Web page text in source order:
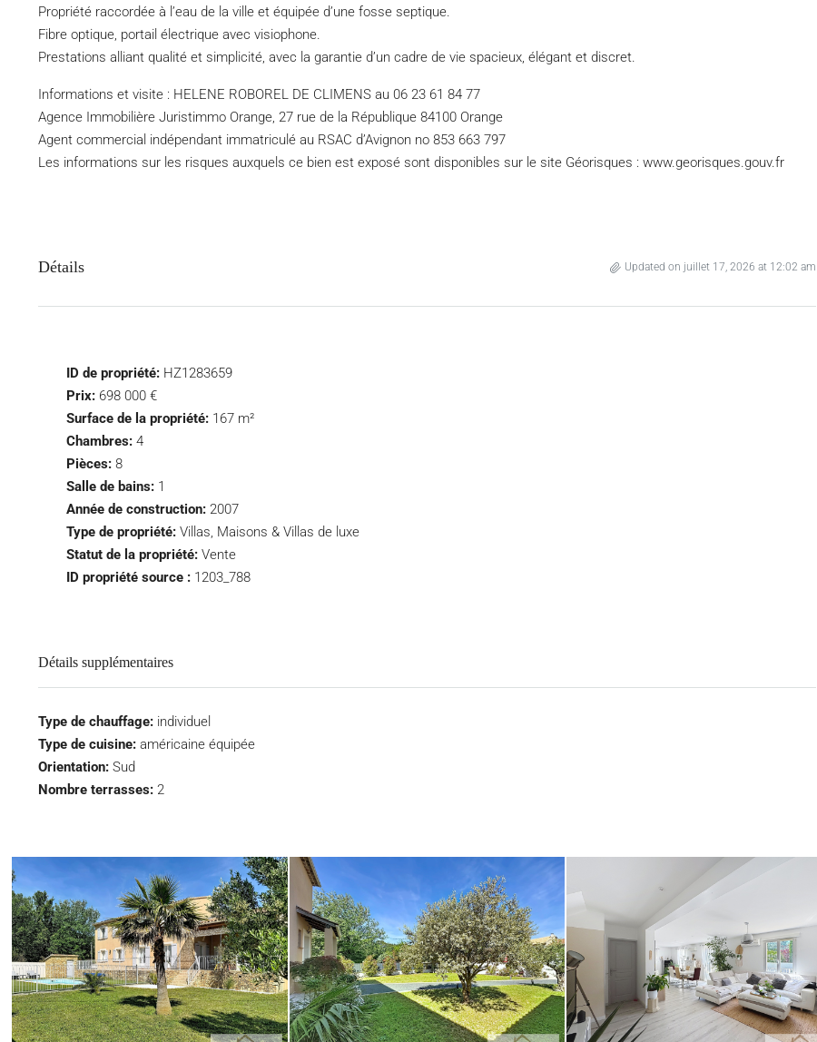
Propriété raccordée à l’eau de la ville et équipée d’une fosse septique.
Fibre optique, portail électrique avec visiophone.
Prestations alliant qualité et simplicité, avec la garantie d’un cadre de vie spacieux, élégant et discret.
Informations et visite : HELENE ROBOREL DE CLIMENS au 06 23 61 84 77
Agence Immobilière Juristimmo Orange, 27 rue de la République 84100 Orange
Agent commercial indépendant immatriculé au RSAC d’Avignon no 853 663 797
Les informations sur les risques auxquels ce bien est exposé sont disponibles sur le site Géorisques : www.georisques.gouv.fr
Détails Updated on juillet 17, 2026 at 12:02 am
ID de propriété: HZ1283659
Prix: 698 000 €
Surface de la propriété: 167 m²
Chambres: 4
Pièces: 8
Salle de bains: 1
Année de construction: 2007
Type de propriété: Villas, Maisons & Villas de luxe
Statut de la propriété: Vente
ID propriété source : 1203_788
Détails supplémentaires
Type de chauffage: individuel
Type de cuisine: américaine équipée
Orientation: Sud
Nombre terrasses: 2